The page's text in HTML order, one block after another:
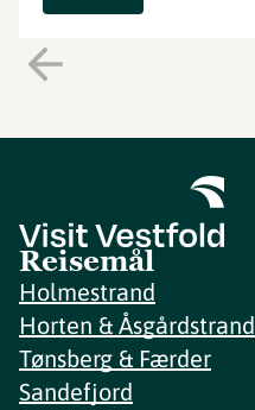
Reisemål
Holmestrand
Horten & Åsgårdstrand
Tønsberg & Færder
Sandefjord